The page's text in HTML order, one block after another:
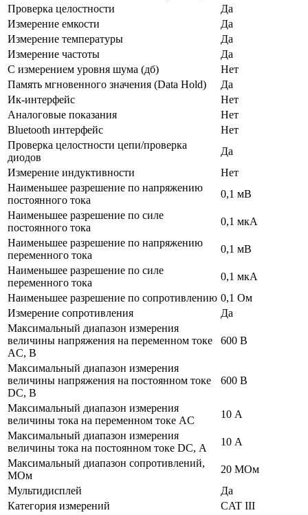
Проверка целостности
Да
Измерение емкости
Да
Измерение температуры
Да
Измерение частоты
Да
С измерением уровня шума (дб)
Нет
Память мгновенного значения (Data Hold)
Да
Ик-интерфейс
Нет
Аналоговые показания
Нет
Bluetooth интерфейс
Нет
Проверка целостности цепи/проверка
диодов
Да
Измерение индуктивности
Нет
Наименьшее разрешение по напряжению
постоянного тока
0,1 мВ
Наименьшее разрешение по силе
постоянного тока
0,1 мкА
Наименьшее разрешение по напряжению
переменного тока
0,1 мВ
Наименьшее разрешение по силе
переменного тока
0,1 мкА
Наименьшее разрешение по сопротивлению 0,1 Ом
Измерение сопротивления
Да
Максимальный диапазон измерения
величины напряжения на переменном токе
АC, В
600 В
Максимальный диапазон измерения
величины напряжения на постоянном токе
DC, В
600 В
Максимальный диапазон измерения
величины тока на переменном токе АC
10 А
Максимальный диапазон измерения
величины тока на постоянном токе DC, А
10 А
Максимальный диапазон сопротивлений,
МОм
20 МОм
Мультидисплей
Да
Категория измерений
CAT III